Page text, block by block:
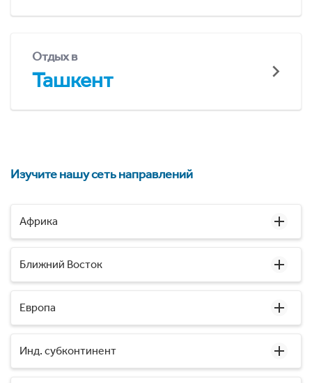
Отдых в
Ташкент
Изучите нашу сеть направлений
Африка
Ближний Восток
Европа
Инд. субконтинент